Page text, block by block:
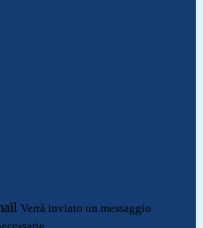
Verrà inviato un messaggio